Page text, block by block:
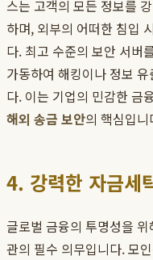
스는 고객의 모든 정보를
하며, 외부의 어떠한 침입
다. 최고 수준의 보안 서버
가동하여 해킹이나 정보
다. 이는 기업의 민감한 금
해외 송금 보안의 핵심입니
4. 강력한 자금세
글로벌 금융의 투명성을 위
관의 필수 의무입니다. 모